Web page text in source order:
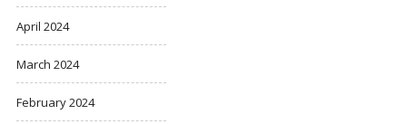
April 2024
March 2024
February 2024